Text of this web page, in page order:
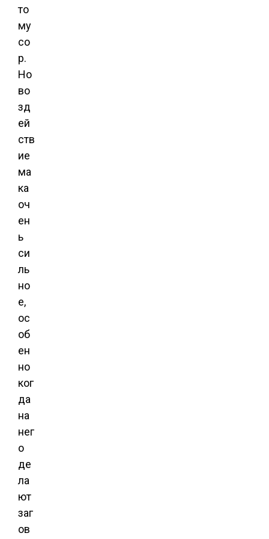
то
му
со
р.
Но
во
зд
ей
ств
ие
ма
ка
оч
ен
ь
си
ль
но
е,
ос
об
ен
но
ког
да
на
нег
о
де
ла
ют
заг
ов